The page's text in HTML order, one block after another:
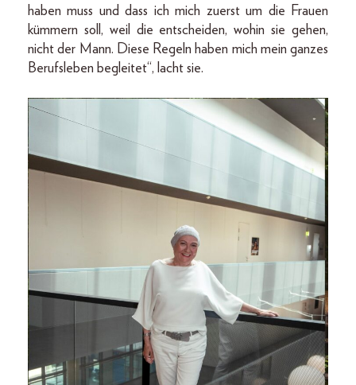
haben muss und dass ich mich zuerst um die Frauen
kümmern soll, weil die entscheiden, wohin sie gehen,
nicht der Mann. Diese Regeln haben mich mein ganzes
Berufsleben begleitet“, lacht sie.